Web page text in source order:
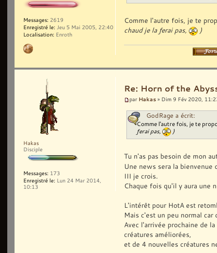
Comme l'autre fois, je te
chaud je la ferai pas,
)
Messages: 2619
Enregistré le: Jeu 5 Mai 2005, 22:40
Localisation: Enroth
Re: Horn of the
par Hakas » Dim 9 Fév 2020,
GodRage a écrit:
Comme l'autre fois, je te
ferai pas,
)
Tu n'as pas besoin de mon
Une news sera la
III je crois.
Chaque fois qu'il y aura une
L'intérêt pour HotA est
Mais c'est un peu normal
Avec l'arrivée prochaine de
créatures améliorées,
et de 4 nouvelles créatures
Hakas
Disciple
Messages: 173
Enregistré le: Lun 24 Mar 2014,
10:13